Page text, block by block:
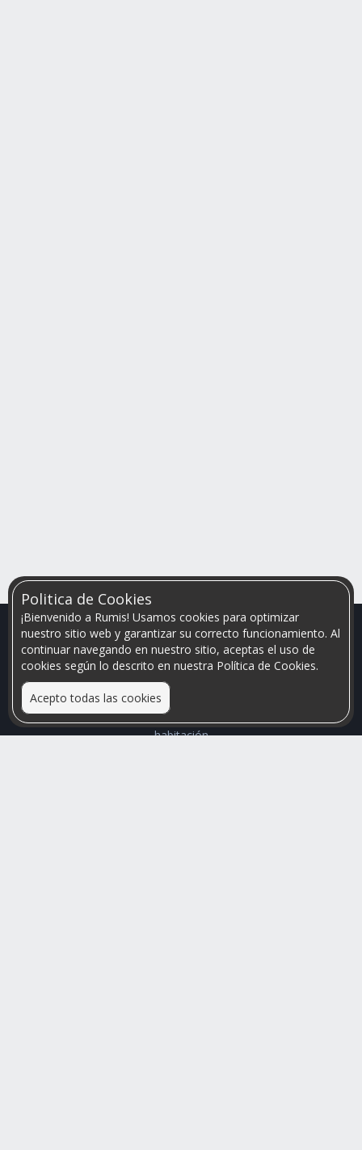
Politica de Cookies
¡Bienvenido a Rumis! Usamos cookies para optimizar
nuestro sitio web y garantizar su correcto funcionamiento. Al
continuar navegando en nuestro sitio, aceptas el uso de
cookies según lo descrito en nuestra Política de Cookies.
Acepto todas las cookies
Relacionamos personas que arriendan con las que buscan una
habitación